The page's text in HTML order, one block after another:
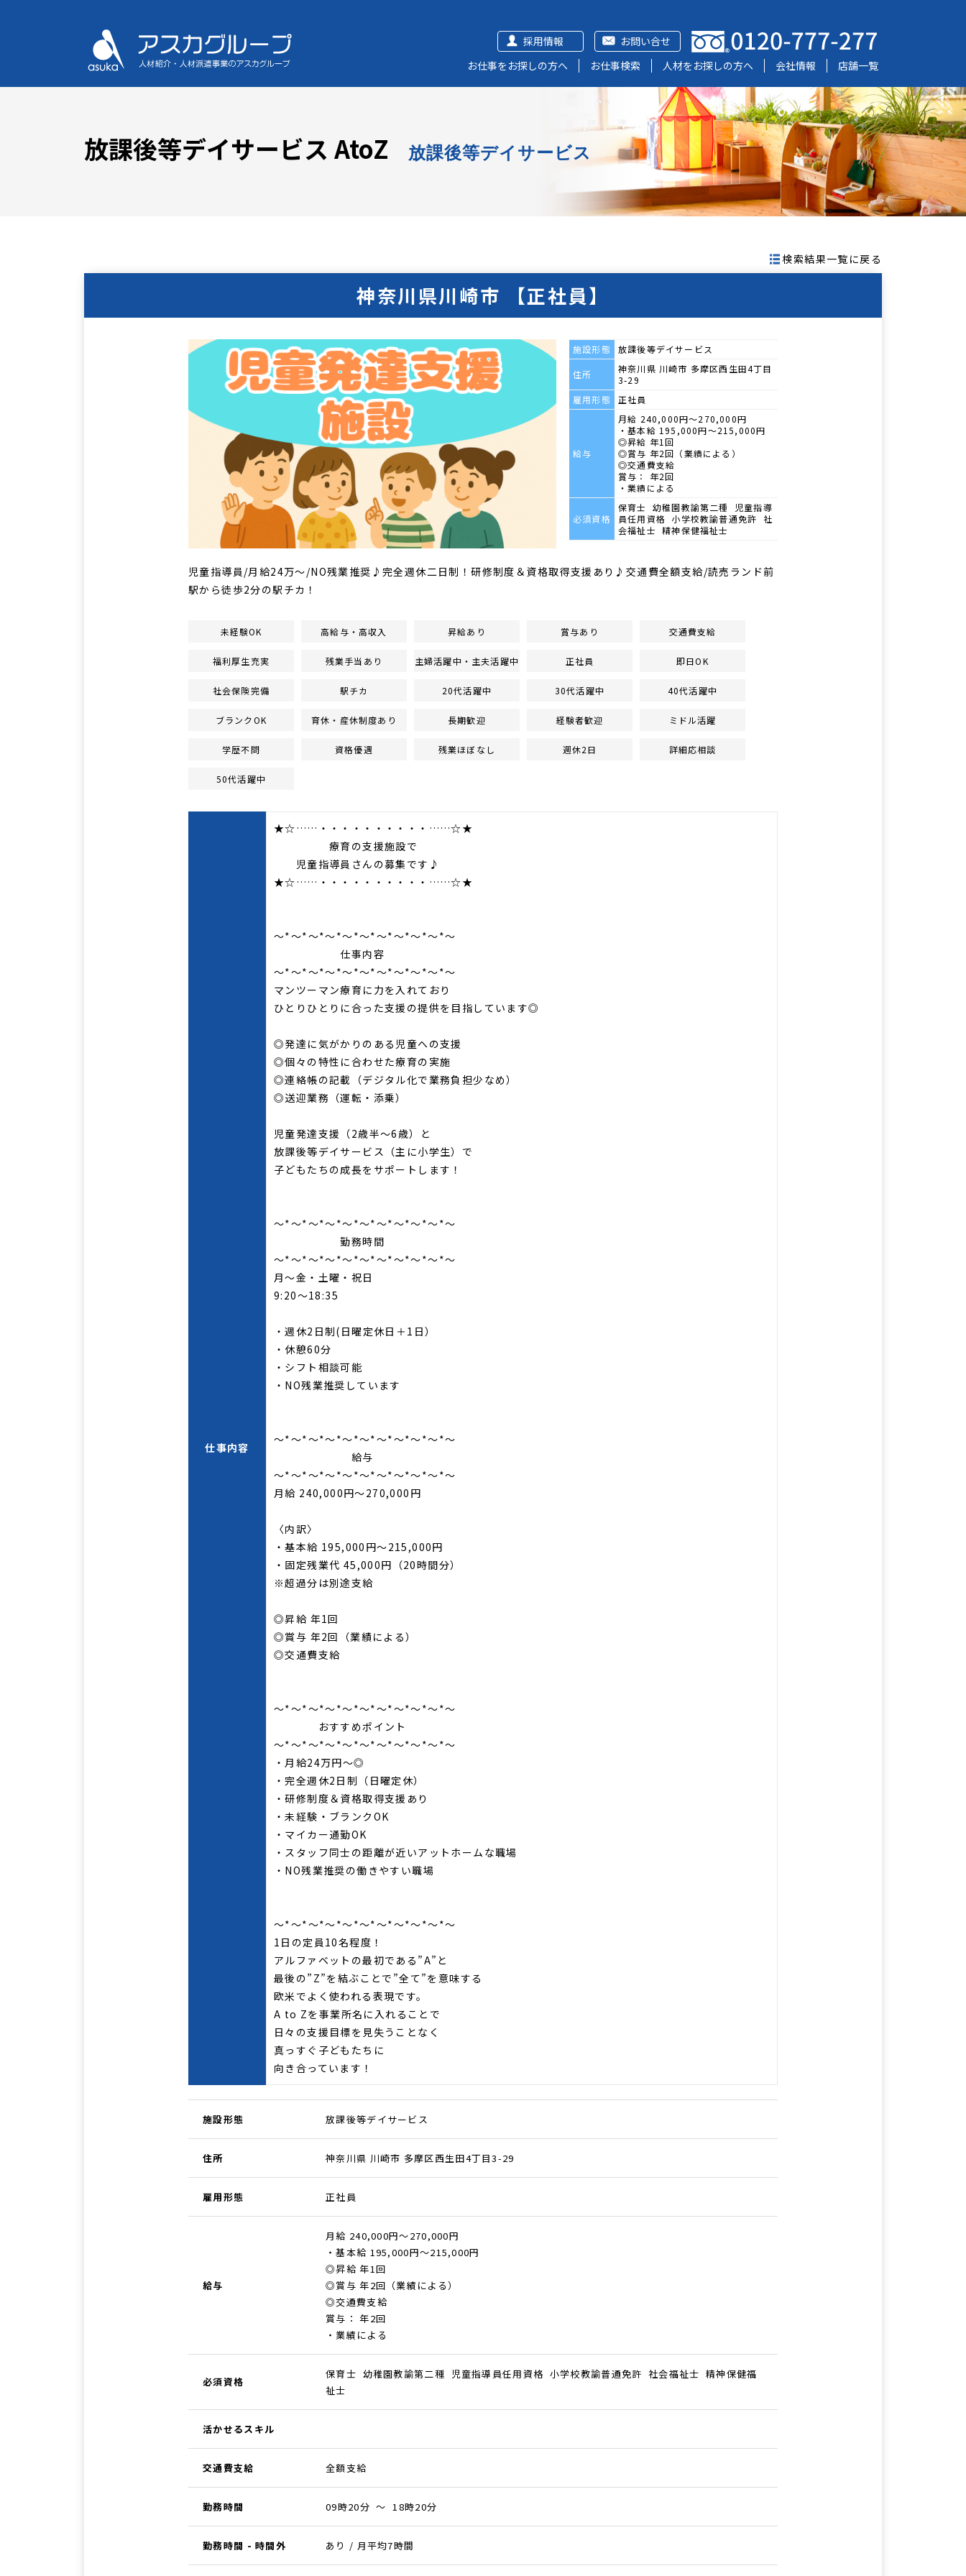
お問い合せ
採用情報
お仕事をお探しの方へ
お仕事検索 人材をお探しの方へ 会社情報 店舗一覧
放課後等デイサービス AtoZ 放課後等デイサービス
検索結果一覧に戻る
神奈川県川崎市 【正社員】
施設形態 放課後等デイサービス
住所
神奈川県 川崎市 多摩区西生田4丁目
3-29
雇用形態
正社員
給与
月給 240,000円～270,000円
・基本給 195,000円～215,000円
◎昇給 年1回
◎賞与 年2回（業績による）
◎交通費支給
賞与： 年2回
・業績による
必須資格
保育士 幼稚園教諭第二種 児童指導
員任用資格 小学校教諭普通免許 社
会福祉士 精神保健福祉士
児童指導員/月給24万～/NO残業推奨♪完全週休二日制！研修制度＆資格取得支援あり♪交通費全額支給/読売ランド前
駅から徒歩2分の駅チカ！
未経験OK 高給与・高収入 昇給あり 賞与あり 交通費支給
福利厚生充実 残業手当あり 主婦活躍中・主夫活躍中 正社員 即日OK
社会保険完備 駅チカ 20代活躍中 30代活躍中 40代活躍中
ブランクOK 育休・産休制度あり 長期歓迎 経験者歓迎 ミドル活躍
学歴不問 資格優遇 残業ほぼなし 週休2日 詳細応相談
50代活躍中
仕事内容
★☆……・・・・・・・・・・……☆★
療育の支援施設で
児童指導員さんの募集です♪
★☆……・・・・・・・・・・……☆★
～*～*～*～*～*～*～*～*～*～*～
仕事内容
～*～*～*～*～*～*～*～*～*～*～
マンツーマン療育に力を入れており
ひとりひとりに合った支援の提供を目指しています◎
◎発達に気がかりのある児童への支援
◎個々の特性に合わせた療育の実施
◎連絡帳の記載（デジタル化で業務負担少なめ）
◎送迎業務（運転・添乗）
児童発達支援（2歳半～6歳）と
放課後等デイサービス（主に小学生）で
子どもたちの成長をサポートします！
～*～*～*～*～*～*～*～*～*～*～
勤務時間
～*～*～*～*～*～*～*～*～*～*～
月～金・土曜・祝日
9:20～18:35
・週休2日制(日曜定休日＋1日）
・休憩60分
・シフト相談可能
・NO残業推奨しています
～*～*～*～*～*～*～*～*～*～*～
給与
～*～*～*～*～*～*～*～*～*～*～
月給 240,000円～270,000円
〈内訳〉
・基本給 195,000円～215,000円
・固定残業代 45,000円（20時間分）
※超過分は別途支給
◎昇給 年1回
◎賞与 年2回（業績による）
◎交通費支給
～*～*～*～*～*～*～*～*～*～*～
おすすめポイント
～*～*～*～*～*～*～*～*～*～*～
・月給24万円～◎
・完全週休2日制（日曜定休）
・研修制度＆資格取得支援あり
・未経験・ブランクOK
・マイカー通勤OK
・スタッフ同士の距離が近いアットホームな職場
・NO残業推奨の働きやすい職場
～*～*～*～*～*～*～*～*～*～*～
1日の定員10名程度！
アルファベットの最初である”A”と
最後の”Z”を結ぶことで”全て”を意味する
欧米でよく使われる表現です。
A to Zを事業所名に入れることで
日々の支援目標を見失うことなく
真っすぐ子どもたちに
向き合っています！
施設形態 放課後等デイサービス
住所 神奈川県 川崎市 多摩区西生田4丁目3-29
雇用形態 正社員
給与
月給 240,000円～270,000円
・基本給 195,000円～215,000円
◎昇給 年1回
◎賞与 年2回（業績による）
◎交通費支給
賞与： 年2回
・業績による
必須資格
保育士 幼稚園教諭第二種 児童指導員任用資格 小学校教諭普通免許 社会福祉士 精神保健福
祉士
活かせるスキル
交通費支給 全額支給
勤務時間 09時20分 ～ 18時20分
勤務時間 - 時間外 あり / 月平均7時間